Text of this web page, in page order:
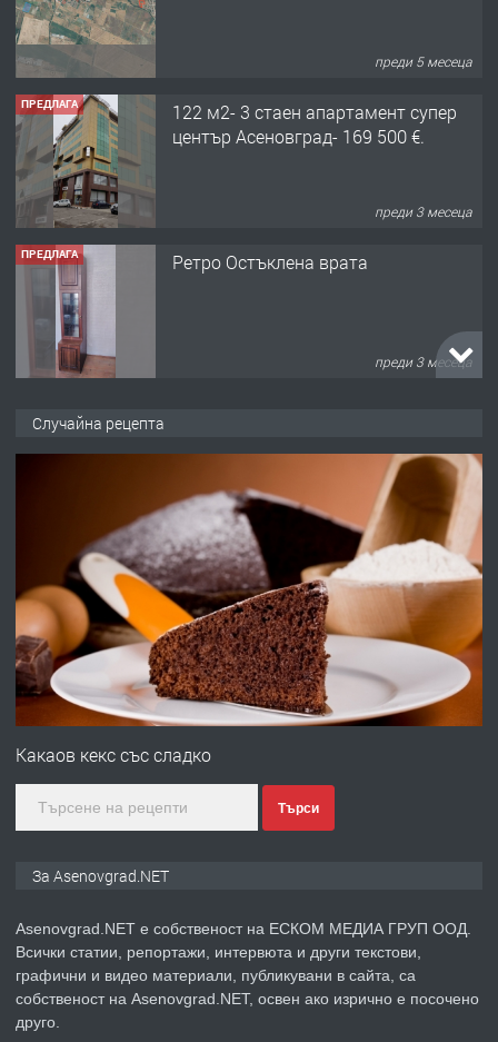
преди 5 месеца
ПРЕДЛАГА
122 м2- 3 стаен апартамент супер
център Асеновград- 169 500 €.
преди 3 месеца
ПРЕДЛАГА Ретро Остъклена врата
преди 3 месеца
преди 10 месеца
Професионална броячна машина -
със сертификат от ЕЦБ
преди 1 година
ПРЕДЛАГА
Професионална зеленчукорезачка
преди 2 години
ПРЕДЛАГА
Давам индивидуалани уроци по
Случайна рецепта
Какаов кекс със сладко
Търси
За Asenovgrad.NET
Asenovgrad.NET е собственост на ЕСКОМ МЕДИА ГРУП ООД.
Всички статии, репортажи, интервюта и други текстови,
графични и видео материали, публикувани в сайта, са
собственост на Asenovgrad.NET, освен ако изрично е посочено
друго.